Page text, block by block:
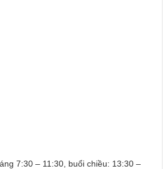
7:30 – 11:30, buổi chiều: 13:30 –